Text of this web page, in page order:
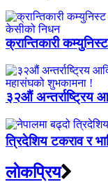
क्रान्तिकारी
३२औं अन्तर्राष्ट्रिय
त्रिदेशिय टकराव र
लाेकप्रिय